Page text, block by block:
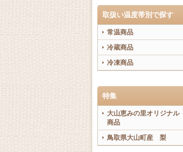
取扱い温度帯別で探す
常温商品
冷蔵商品
冷凍商品
特集
大山恵みの里オリジナル
商品
鳥取県大山町産 梨